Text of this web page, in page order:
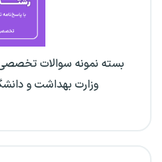
بسته نمونه سوالات
وزارت بهداشت و